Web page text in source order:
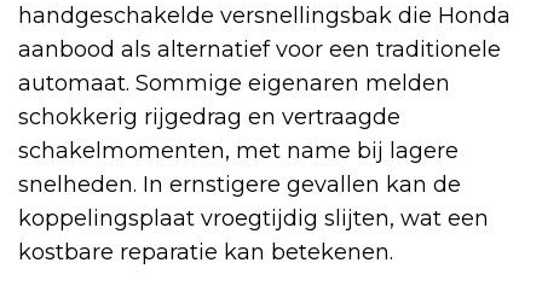
handgeschakelde versnellingsbak die Honda
aanbood als alternatief voor een traditionele
automaat. Sommige eigenaren melden
schokkerig rijgedrag en vertraagde
schakelmomenten, met name bij lagere
snelheden. In ernstigere gevallen kan de
koppelingsplaat vroegtijdig slijten, wat een
kostbare reparatie kan betekenen.